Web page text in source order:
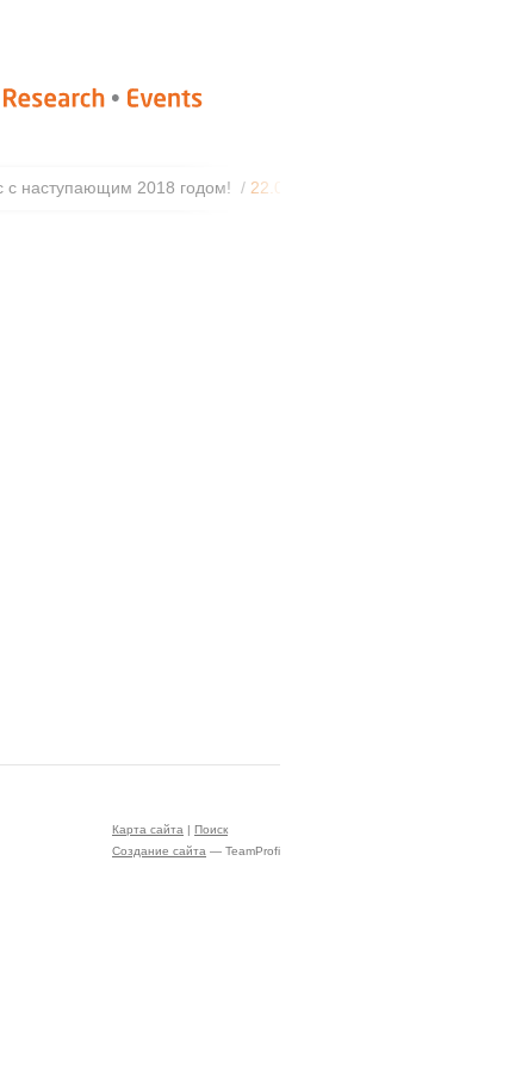
наступающим 2018 годом! / 22.09.2017
Карта сайта | Поиск
Создание сайта — TeamProfi